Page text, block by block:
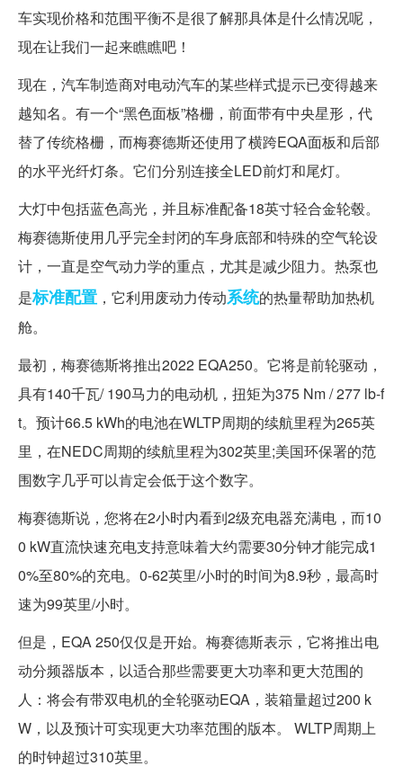
车实现价格和范围平衡不是很了解那具体是什么情况呢，
现在让我们一起来瞧瞧吧！
现在，汽车制造商对电动汽车的某些样式提示已变得越来
越知名。有一个“黑色面板”格栅，前面带有中央星形，代
替了传统格栅，而梅赛德斯还使用了横跨EQA面板和后部
的水平光纤灯条。它们分别连接全LED前灯和尾灯。
大灯中包括蓝色高光，并且标准配备18英寸轻合金轮毂。
梅赛德斯使用几乎完全封闭的车身底部和特殊的空气轮设
计，一直是空气动力学的重点，尤其是减少阻力。热泵也
是标准配置 ，它利用废动力传动系统的热量帮助加热机
舱。
最初，梅赛德斯将推出2022 EQA250。它将是前轮驱动，
具有140千瓦/ 190马力的电动机，扭矩为375 Nm / 277 lb-f
t。预计66.5 kWh的电池在WLTP周期的续航里程为265英
里，在NEDC周期的续航里程为302英里;美国环保署的范
围数字几乎可以肯定会低于这个数字。
梅赛德斯说，您将在2小时内看到2级充电器充满电，而10
0 kW直流快速充电支持意味着大约需要30分钟才能完成1
0%至80%的充电。0-62英里/小时的时间为8.9秒，最高时
速为99英里/小时。
但是，EQA 250仅仅是开始。梅赛德斯表示，它将推出电
动分​​频器版本，以适合那些需要更大功率和更大范围的
人：将会有带双电机的全轮驱动EQA，装箱量超过200 k
W，以及预计可实现更大功率范围的版本。 WLTP周期上
的时钟超过310英里。